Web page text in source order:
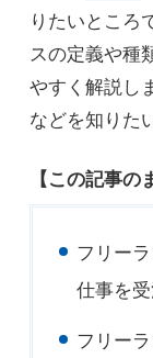
りたいところ
スの定義や種
やすく解説し
などを知りた
【この記事の
フリー
仕事を
フリー